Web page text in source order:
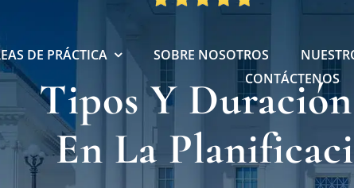
DE PRÁCTICA SOBRE NOSOTROS
CONTÁCTENOS
Tipos Y
En La